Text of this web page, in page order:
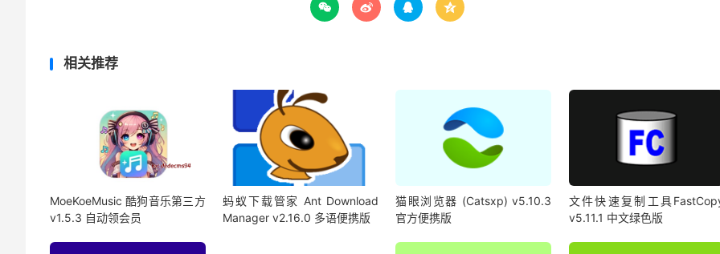
   
相关推荐
MoeKoeMusic 酷狗音乐第三方
v1.5.3 自动领会员
蚂蚁下载管家 Ant Download
Manager v2.16.0 多语便携版
猫眼浏览器 (Catsxp) v5.10.3
官方便携版
文件快速复制工具
v5.11.1 中文绿色版